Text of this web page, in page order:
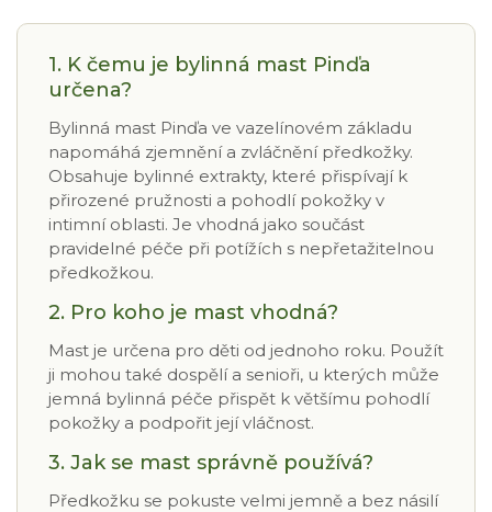
1. K čemu je bylinná mast Pinďa
určena?
Bylinná mast Pinďa ve vazelínovém základu
napomáhá zjemnění a zvláčnění předkožky.
Obsahuje bylinné extrakty, které přispívají k
přirozené pružnosti a pohodlí pokožky v
intimní oblasti. Je vhodná jako součást
pravidelné péče při potížích s nepřetažitelnou
předkožkou.
2. Pro koho je mast vhodná?
Mast je určena pro děti od jednoho roku. Použít
ji mohou také dospělí a senioři, u kterých může
jemná bylinná péče přispět k většímu pohodlí
pokožky a podpořit její vláčnost.
3. Jak se mast správně používá?
Předkožku se pokuste velmi jemně a bez násilí